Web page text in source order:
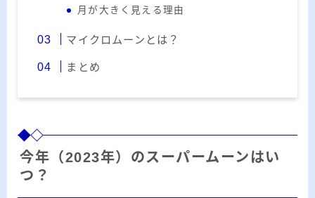
月が大きく見える理由
マイクロムーンとは？
まとめ
今年（2023年）のスーパームーンはい
つ？